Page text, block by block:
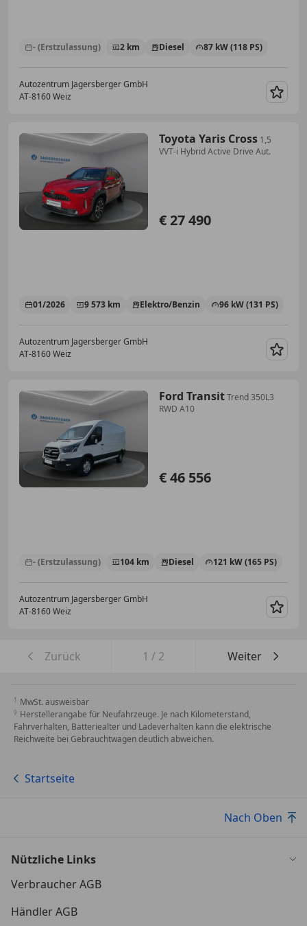
- (Erstzulassung) 2 km Diesel 87 kW (118 PS)
Autozentrum Jagersberger GmbH
AT-8160 Weiz
Toyota Yaris Cross 1,5
VVT-i Hybrid Active Drive Aut.
€ 27 490
01/2026 9 573 km Elektro/Benzin 96 kW (131 PS)
Autozentrum Jagersberger GmbH
AT-8160 Weiz
Ford TransitTrend 350L3
RWD A10
€ 46 556
- (Erstzulassung) 104 km Diesel 121 kW (165 PS)
Autozentrum Jagersberger GmbH
AT-8160 Weiz
Zurück 1 / 2 Weiter
MwSt. ausweisbar
Herstellerangabe für Neufahrzeuge. Je nach Kilometerstand,
Fahrverhalten, Batteriealter und Ladeverhalten kann die elektrische
Reichweite bei Gebrauchtwagen deutlich abweichen.
Startseite
Nach Oben
Nützliche Links
Verbraucher AGB
Händler AGB